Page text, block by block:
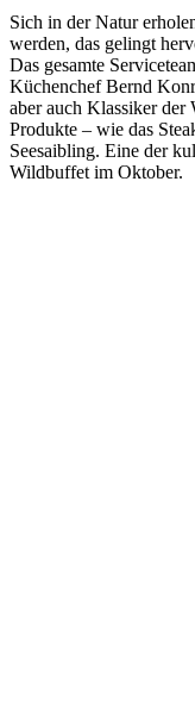
Sich in der Natur
werden, das gelingt
Das gesamte
Küchenchef Bernd
aber auch Klassiker der
Produkte – wie das
Seesaibling. Eine der
Wildbuffet im Oktober.